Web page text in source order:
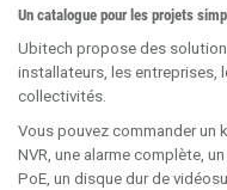
Un catalogue pour les projets
Ubitech propose des
installateurs, les entreprises,
collectivités.
Vous pouvez commander un
NVR, une alarme complète,
PoE, un disque dur de